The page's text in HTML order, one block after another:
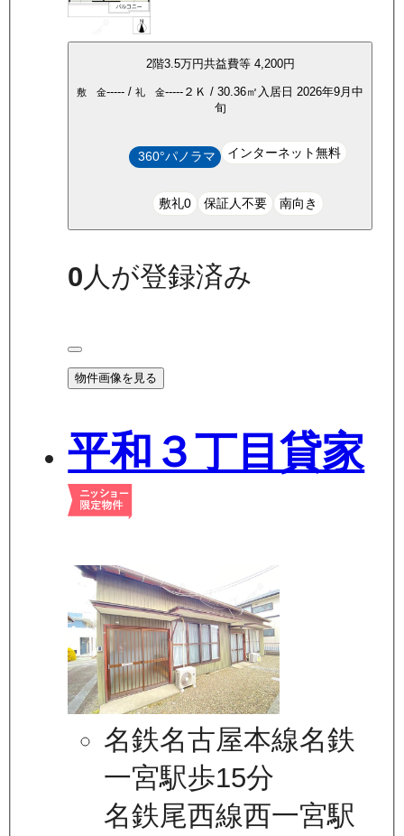
2階3.5万円共益費等 4,200円
敷 金----- / 礼 金----- ２Ｋ / 30.36㎡ 入居日 2026年9月中
旬
360°パノラマ インターネット無料
敷礼0 保証人不要 南向き
0人が登録済み
物件画像を見る
平和３丁目貸家
名鉄名古屋本線名鉄
一宮駅歩15分
名鉄尾西線西一宮駅